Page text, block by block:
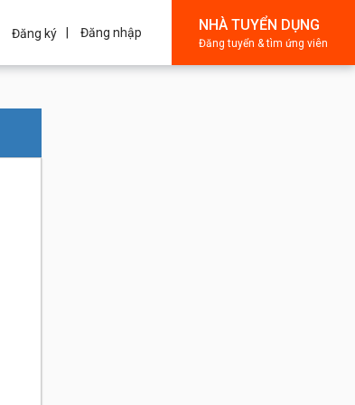
Đăng ký Đăng nhập NHÀ TUYỂN DỤNG
Đăng tuyển & tìm ứng viên